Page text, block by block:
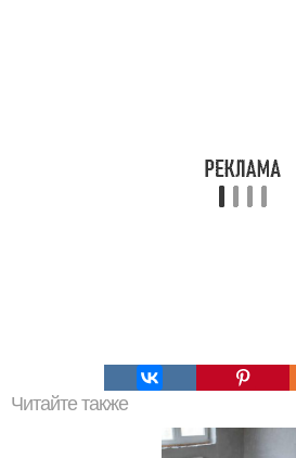
Читайте также